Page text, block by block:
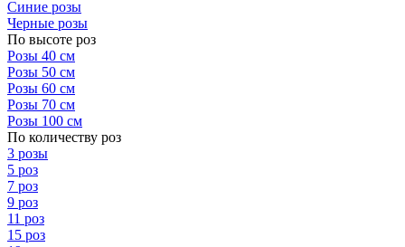
Синие розы
Черные розы
По высоте роз
Розы 40 см
Розы 50 см
Розы 60 см
Розы 70 см
Розы 100 см
По количеству роз
3 розы
5 роз
7 роз
9 роз
11 роз
15 роз